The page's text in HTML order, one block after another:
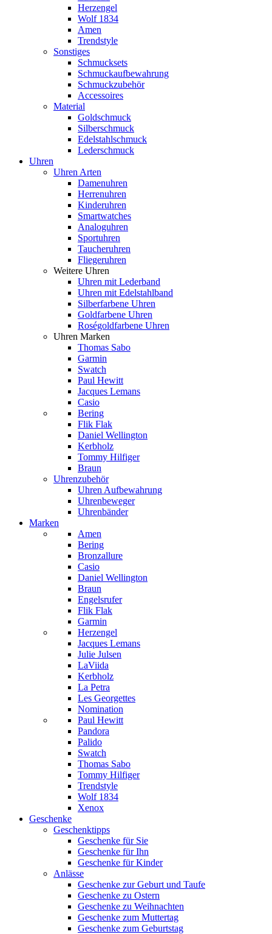
Herzengel
Wolf 1834
Amen
Trendstyle
Sonstiges
Schmucksets
Schmuckaufbewahrung
Schmuckzubehör
Accessoires
Material
Goldschmuck
Silberschmuck
Edelstahlschmuck
Lederschmuck
Uhren
Uhren Arten
Damenuhren
Herrenuhren
Kinderuhren
Smartwatches
Analoguhren
Sportuhren
Taucheruhren
Fliegeruhren
Weitere Uhren
Uhren mit Lederband
Uhren mit Edelstahlband
Silberfarbene Uhren
Goldfarbene Uhren
Roségoldfarbene Uhren
Uhren Marken
Thomas Sabo
Garmin
Swatch
Paul Hewitt
Jacques Lemans
Casio
Bering
Flik Flak
Daniel Wellington
Kerbholz
Tommy Hilfiger
Braun
Uhrenzubehör
Uhren Aufbewahrung
Uhrenbeweger
Uhrenbänder
Marken
Amen
Bering
Bronzallure
Casio
Daniel Wellington
Braun
Engelsrufer
Flik Flak
Garmin
Herzengel
Jacques Lemans
Julie Julsen
LaViida
Kerbholz
La Petra
Les Georgettes
Nomination
Paul Hewitt
Pandora
Palido
Swatch
Thomas Sabo
Tommy Hilfiger
Trendstyle
Wolf 1834
Xenox
Geschenke
Geschenktipps
Geschenke für Sie
Geschenke für Ihn
Geschenke für Kinder
Anlässe
Geschenke zur Geburt und Taufe
Geschenke zu Ostern
Geschenke zu Weihnachten
Geschenke zum Muttertag
Geschenke zum Geburtstag